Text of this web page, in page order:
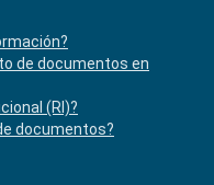
de documentos en
(RI)?
documentos?